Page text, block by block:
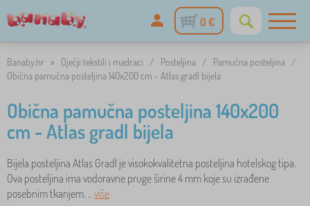
0 €
Banaby.hr » Dječji tekstili i madraci / Posteljina / Pamučna posteljina
/
Obična pamučna posteljina 140x200 cm - Atlas gradl bijela
Obična pamučna posteljina 140x200
cm - Atlas gradl bijela
Bijela posteljina Atlas Gradl je visokokvalitetna posteljina hotelskog tipa.
Ova posteljina ima vodoravne pruge širine 4 mm koje su izrađene
posebnim tkanjem. .. više